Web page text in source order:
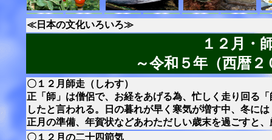
≪日本の文化いろいろ≫
１２月・
～令和５年（西暦
〇１２月師走（しわす）
正「師」は僧侶で、お経をあげる為、忙しく走り回る
したと言われる。日の暮れが早く寒気が増す中、冬に
正月の準備、年賀状などあわただしい歳末を過ごすと
〇１２月の二十四節気